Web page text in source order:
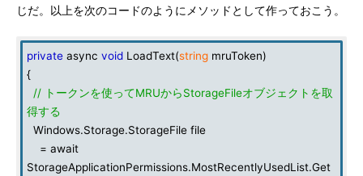
じだ。以上を次のコードのようにメソッドとして作っておこう。
private async void LoadText(string mruToken)
{
// トークンを使ってMRUからStorageFileオブジェクトを取
得する
Windows.Storage.StorageFile file
= await
StorageApplicationPermissions.MostRecentlyUsedList.Get